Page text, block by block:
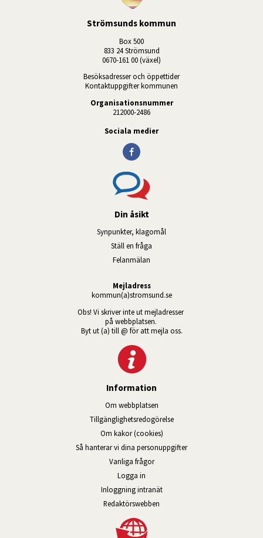
Strömsunds kommun
Box 500
833 24 Strömsund
0670-161 00 (växel)
Besöksadresser och öppettider
Kontaktuppgifter kommunen
Organisationsnummer
212000-2486
Sociala medier
Din åsikt
Synpunkter, klagomål
Ställ en fråga
Felanmälan
Mejladress
kommun(a)stromsund.se
Obs! Vi skriver inte ut mejladresser
på webbplatsen.
Byt ut (a) till @ för att mejla oss.
Information
Om webbplatsen
Tillgänglig­hets­redo­görelse
Om kakor (cookies)
Så hanterar vi dina personuppgifter
Vanliga frågor
Logga in
Inloggning intranätÖppnas i nytt fönster.
Redaktörswebben